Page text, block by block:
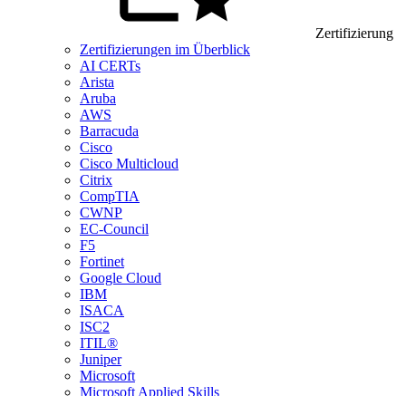
Zertifizierung
Zertifizierungen im Überblick
AI CERTs
Arista
Aruba
AWS
Barracuda
Cisco
Cisco Multicloud
Citrix
CompTIA
CWNP
EC-Council
F5
Fortinet
Google Cloud
IBM
ISACA
ISC2
ITIL®
Juniper
Microsoft
Microsoft Applied Skills